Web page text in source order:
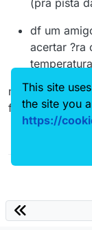
(pra pista
df um
acertar ?ra
na minha
fueltech/his
This site
the site you
https://